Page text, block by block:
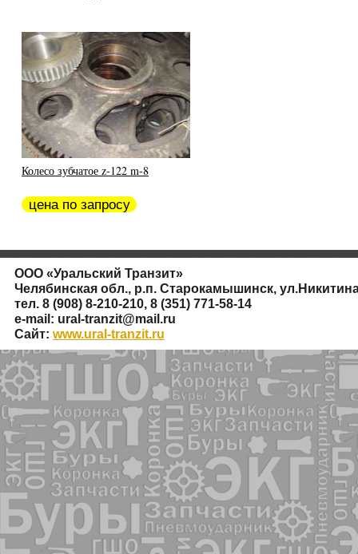
Колесо зубчатое z-122 m-8
цена по запросу
ООО «Уральский Транзит»
Челябинская обл., р.п. Старокамышинск,
тел. 8 (908) 8-210-210, 8 (351) 771-58-14
e-mail: ural-tranzit@mail.ru
Сайт: www.ural-tranzit.ru